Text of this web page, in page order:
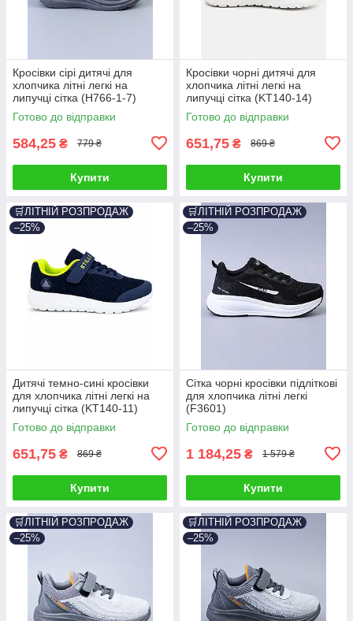
Кросівки сірі дитячі для
хлопчика літні легкі на
липучці сітка (H766-1-7)
Готово до відправки
584,25 ₴ 779 ₴
Купити
Кросівки чорні дитячі для
хлопчика літні легкі на
липучці сітка (KT140-14)
Готово до відправки
651,75 ₴ 869 ₴
Купити
🛒ЛІТНІЙ РОЗПРОДАЖ
–25%
Дитячі темно-сині кросівки
для хлопчика літні легкі на
липучці сітка (KT140-11)
Готово до відправки
651,75 ₴ 869 ₴
Купити
🛒ЛІТНІЙ РОЗПРОДАЖ
–25%
Сітка чорні кросівки підліткові
для хлопчика літні легкі
(F3601)
Готово до відправки
1 184,25 ₴ 1 579 ₴
Купити
🛒ЛІТНІЙ РОЗПРОДАЖ
–25%
🛒ЛІТНІЙ РОЗПРОДАЖ
–25%